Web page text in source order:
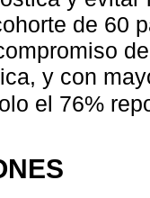
de 60
y con
el 76%